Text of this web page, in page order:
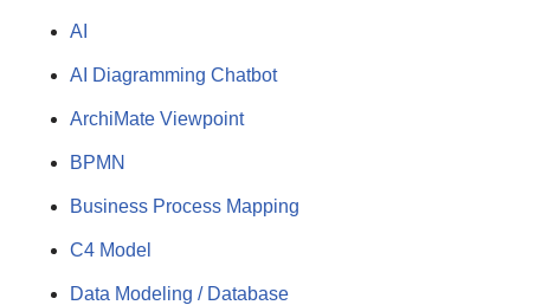
AI
AI Diagramming Chatbot
ArchiMate Viewpoint
BPMN
Business Process Mapping
C4 Model
Data Modeling / Database